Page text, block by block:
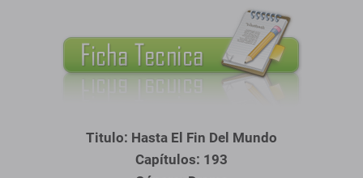
Titulo: Hasta El Fin Del Mundo
Capítulos: 193